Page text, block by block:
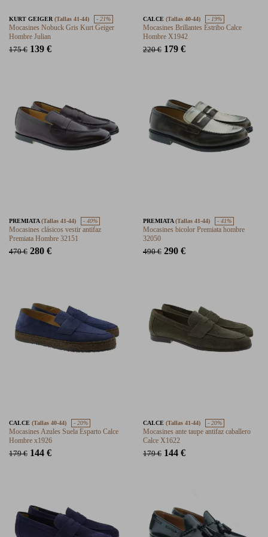
KURT GEIGER (Tallas 41-44) - 21%
Mocasines Nobuck Gris Kurt Geiger
Hombre Julian
175 € 139 €
CALCE (Tallas 40-44) - 19%
Mocasines Brillantes Estribo Calce
Hombre X1942
220 € 179 €
PREMIATA(Tallas 41-44) - 40%
Mocasines clásicos vestir antifaz
Premiata Hombre 32151
470 € 280 €
PREMIATA(Tallas 41-44) - 41%
Mocasines bicolor Premiata hombre
32050
490 € 290 €
CALCE (Tallas 40-44) - 20%
Mocasines Azules Suela Esparto Calce
Hombre x1926
179 € 144 €
CALCE (Tallas 41-44) - 20%
Mocasines ante taupe antifaz caballero
Calce X1622
179 € 144 €